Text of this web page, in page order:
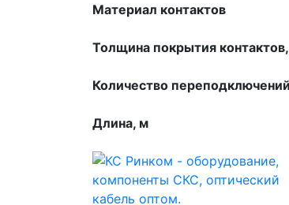
Материал контактов
Толщина покрытия
Количество переподключений
Длина, м